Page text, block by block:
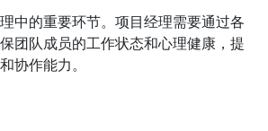
中的重要环节。项目经理需要通过各
团队成员的工作状态和心理健康，提
协作能力。